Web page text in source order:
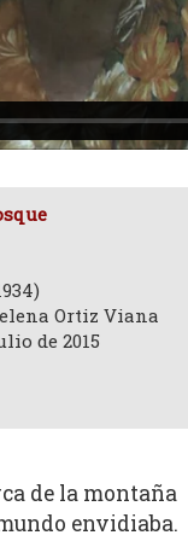
Ortiz Viana
de 2015
de la montaña
envidiaba.